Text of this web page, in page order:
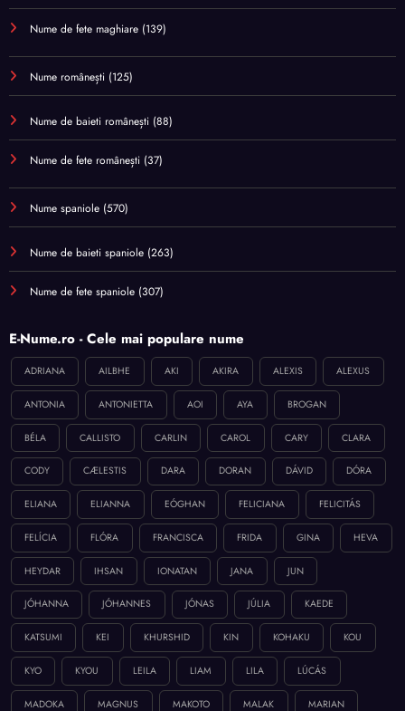
Nume de fete maghiare (139)
Nume românești (125)
Nume de baieti românești (88)
Nume de fete românești (37)
Nume spaniole (570)
Nume de baieti spaniole (263)
Nume de fete spaniole (307)
E-Nume.ro - Cele mai populare nume
ADRIANA AILBHE AKI AKIRA ALEXIS ALEXUS
ANTONIA ANTONIETTA AOI AYA BROGAN
BÉLA CALLISTO CARLIN CAROL CARY CLARA
CODY CÆLESTIS DARA DORAN DÁVID DÓRA
ELIANA ELIANNA EÓGHAN FELICIANA FELICITÁS
FELÍCIA FLÓRA FRANCISCA FRIDA GINA HEVA
HEYDAR IHSAN IONATAN JANA JUN
JÓHANNA JÓHANNES JÓNAS JÚLIA KAEDE
KATSUMI KEI KHURSHID KIN KOHAKU KOU
KYO KYOU LEILA LIAM LILA LÚCÁS
MADOKA MAGNUS MAKOTO MALAK MARIAN